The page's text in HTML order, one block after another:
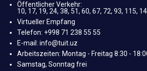
Öffentlicher Verkehr:
10, 17, 19, 24, 38, 51, 60, 67, 72, 93, 115,
Virtueller Empfang
Telefon: +998 71 238 55 55
E-mail: info@tuit.uz
Arbeitszeiten: Montag - Freitag 8:30 -
Samstag, Sonntag frei